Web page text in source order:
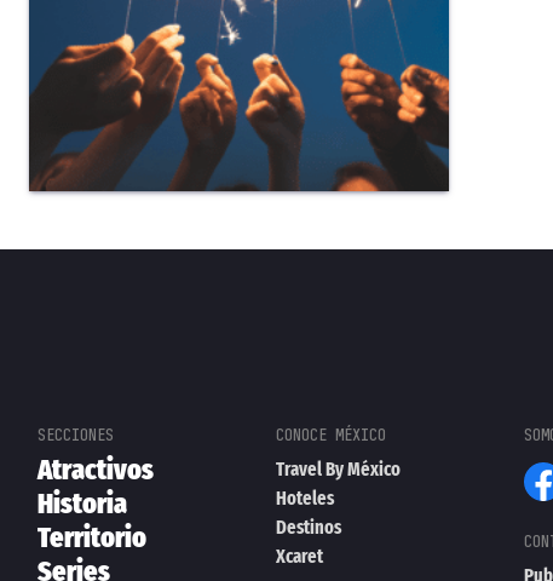
Atractivos
Historia
Territorio
Series
Travel By México
Hoteles
Destinos
Xcaret